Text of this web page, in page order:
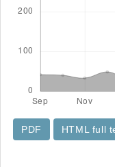
PDF
HTML full